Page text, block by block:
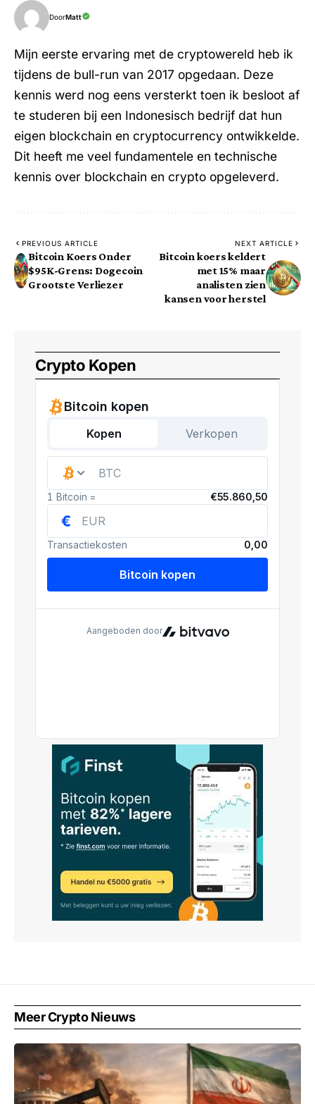
DoorMatt
Mijn eerste ervaring met de cryptowereld heb ik
tijdens de bull-run van 2017 opgedaan. Deze
kennis werd nog eens versterkt toen ik besloot af
te studeren bij een Indonesisch bedrijf dat hun
eigen blockchain en cryptocurrency ontwikkelde.
Dit heeft me veel fundamentele en technische
kennis over blockchain en crypto opgeleverd.
PREVIOUS ARTICLE
Bitcoin Koers Onder
$95K-Grens: Dogecoin
Grootste Verliezer
NEXT ARTICLE
Bitcoin koers keldert
met 15% maar
analisten zien
kansen voor herstel
Crypto Kopen
Meer Crypto Nieuws